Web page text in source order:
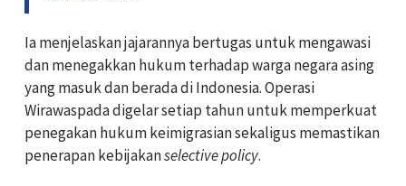
Ia menjelaskan jajarannya bertugas untuk mengawasi
dan menegakkan hukum terhadap warga negara asing
yang masuk dan berada di Indonesia. Operasi
Wirawaspada digelar setiap tahun untuk memperkuat
penegakan hukum keimigrasian sekaligus memastikan
penerapan kebijakanselective policy.